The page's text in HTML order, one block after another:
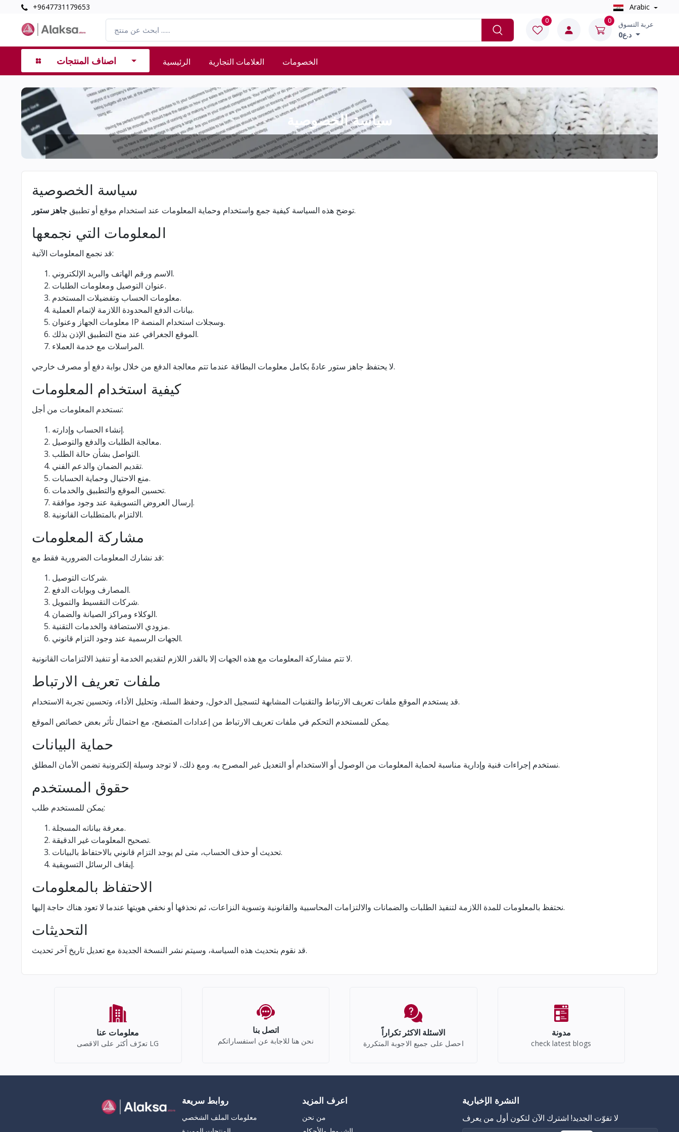
+9647731179653 Arabic
0 0 عربة التسوق
اصناف المنتجات الرئيسية العلامات التجارية الخصومات
سياسة الخصوصية
سياسة الخصوصية
توضح هذه السياسة كيفية جمع واستخدام وحماية المعلومات عند استخدام موقع أو تطبيق جاهز ستور .
المعلومات التي نجمعها
قد نجمع المعلومات الآتية:
الاسم ورقم الهاتف والبريد الإلكتروني.
عنوان التوصيل ومعلومات الطلبات.
معلومات الحساب وتفضيلات المستخدم.
بيانات الدفع المحدودة اللازمة لإتمام العملية.
معلومات الجهاز وعنوان IP وسجلات استخدام المنصة.
الموقع الجغرافي عند منح التطبيق الإذن بذلك.
المراسلات مع خدمة العملاء.
لا يحتفظ جاهز ستور عادةً بكامل معلومات البطاقة عندما تتم معالجة الدفع من خلال بوابة دفع أو مصرف خارجي.
كيفية استخدام المعلومات
نستخدم المعلومات من أجل:
إنشاء الحساب وإدارته.
معالجة الطلبات والدفع والتوصيل.
التواصل بشأن حالة الطلب.
تقديم الضمان والدعم الفني.
منع الاحتيال وحماية الحسابات.
تحسين الموقع والتطبيق والخدمات.
إرسال العروض التسويقية عند وجود موافقة.
الالتزام بالمتطلبات القانونية.
مشاركة المعلومات
قد نشارك المعلومات الضرورية فقط مع:
شركات التوصيل.
المصارف وبوابات الدفع.
شركات التقسيط والتمويل.
الوكلاء ومراكز الصيانة والضمان.
مزودي الاستضافة والخدمات التقنية.
الجهات الرسمية عند وجود التزام قانوني.
لا تتم مشاركة المعلومات مع هذه الجهات إلا بالقدر اللازم لتقديم الخدمة أو تنفيذ الالتزامات القانونية.
ملفات تعريف الارتباط
قد يستخدم الموقع ملفات تعريف الارتباط والتقنيات المشابهة لتسجيل الدخول، وحفظ السلة، وتحليل الأداء، وتحسين تجربة الاستخدام.
يمكن للمستخدم التحكم في ملفات تعريف الارتباط من إعدادات المتصفح، مع احتمال تأثر بعض خصائص الموقع.
حماية البيانات
نستخدم إجراءات فنية وإدارية مناسبة لحماية المعلومات من الوصول أو الاستخدام أو التعديل غير المصرح به. ومع ذلك، لا توجد وسيلة إلكترونية تضمن الأمان المطلق.
حقوق المستخدم
يمكن للمستخدم طلب:
معرفة بياناته المسجلة.
تصحيح المعلومات غير الدقيقة.
تحديث أو حذف الحساب، متى لم يوجد التزام قانوني بالاحتفاظ بالبيانات.
إيقاف الرسائل التسويقية.
الاحتفاظ بالمعلومات
نحتفظ بالمعلومات للمدة اللازمة لتنفيذ الطلبات والضمانات والالتزامات المحاسبية والقانونية وتسوية النزاعات، ثم نحذفها أو نخفي هويتها عندما لا تعود هناك حاجة إليها.
التحديثات
قد نقوم بتحديث هذه السياسة، وسيتم نشر النسخة الجديدة مع تعديل تاريخ آخر تحديث.
معلومات عنا
تعرّف أكثر على الاقصى LG
اتصل بنا
نحن هنا للاجابة عن استفساراتكم
الاسئلة الاكثر تكراراً
احصل على جميع الاجوبة المتكررة
مدونة
check latest blogs
روابط سريعة
معلومات الملف الشخصي
اعرف المزيد
من نحن
النشرة الإخبارية
لا تفوّت الجديد! اشترك الآن لتكون أول من يعرف